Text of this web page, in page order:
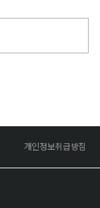
개인정보취급방침